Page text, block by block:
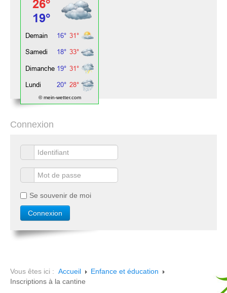
© mein-wetter.com
Connexion
Se souvenir de moi
Vous êtes ici : Accueil
Enfance et éducation
Inscriptions à la cantine